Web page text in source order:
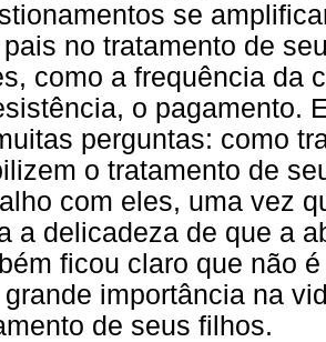
se
no tratamento de
como a frequência da
o pagamento.
perguntas: como
o tratamento de
com eles, uma vez
a delicadeza de que a
ficou claro que não
importância na
de seus filhos.